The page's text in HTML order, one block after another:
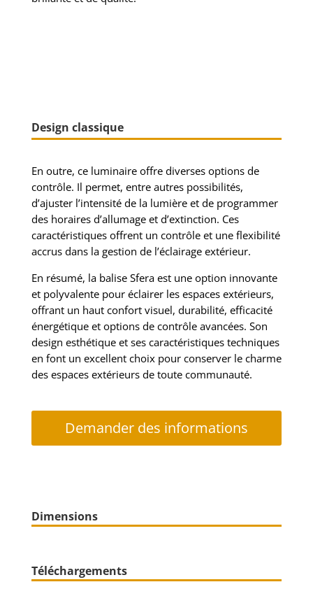
Design classique
En outre, ce luminaire offre diverses options de
contrôle. Il permet, entre autres possibilités,
d’ajuster l’intensité de la lumière et de programmer
des horaires d’allumage et d’extinction. Ces
caractéristiques offrent un contrôle et une flexibilité
accrus dans la gestion de l’éclairage extérieur.
En résumé, la balise Sfera est une option innovante
et polyvalente pour éclairer les espaces extérieurs,
offrant un haut confort visuel, durabilité, efficacité
énergétique et options de contrôle avancées. Son
design esthétique et ses caractéristiques techniques
en font un excellent choix pour conserver le charme
des espaces extérieurs de toute communauté.
Demander des informations
Dimensions
Téléchargements